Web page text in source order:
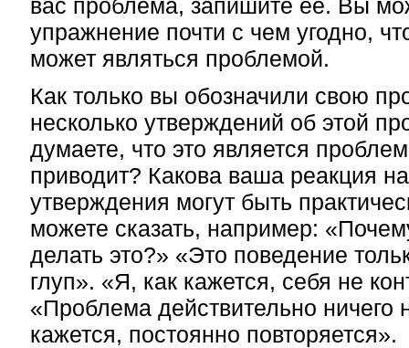
вас проблема, запишите ее. Вы
упражнение почти с чем угодно,
может являться проблемой.
Как только вы обозначили свою
несколько утверждений об этой
думаете, что это является
приводит? Какова ваша реакция
утверждения могут быть
можете сказать, например:
делать это?» «Это поведение
глуп». «Я, как кажется, себя не
«Проблема действительно ничего
кажется, постоянно повторяется».